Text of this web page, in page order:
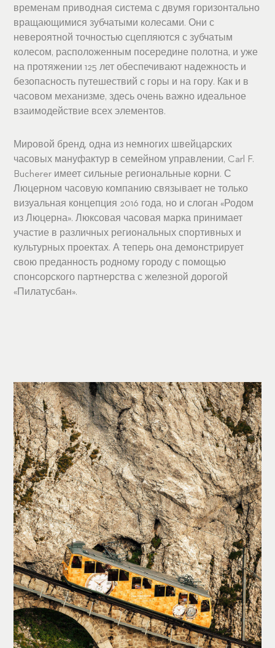
временам приводная система с двумя горизонтально
вращающимися зубчатыми колесами. Они с
невероятной точностью сцепляются с зубчатым
колесом, расположенным посередине полотна, и уже
на протяжении 125 лет обеспечивают надежность и
безопасность путешествий с горы и на гору. Как и в
часовом механизме, здесь очень важно идеальное
взаимодействие всех элементов.
Мировой бренд, одна из немногих швейцарских
часовых мануфактур в семейном управлении, Carl F.
Bucherer имеет сильные региональные корни. С
Люцерном часовую компанию связывает не только
визуальная концепция 2016 года, но и слоган «Родом
из Люцерна». Люксовая часовая марка принимает
участие в различных региональных спортивных и
культурных проектах. А теперь она демонстрирует
свою преданность родному городу с помощью
спонсорского партнерства с железной дорогой
«Пилатусбан».